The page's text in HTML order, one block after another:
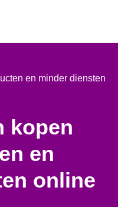
en minder diensten
kopen
en
online